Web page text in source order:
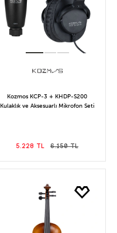
Kozmos KCP-3 + KHDP-S200
Kulaklık ve Aksesuarlı Mikrofon Seti
5.228 TL 6.150 TL